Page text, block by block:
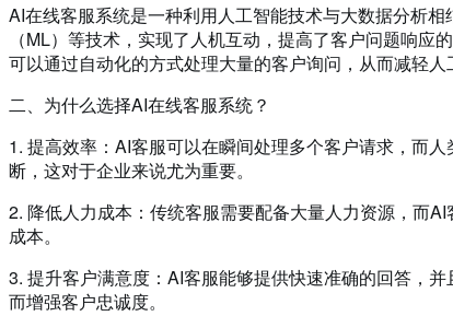
AI在线客服系统是一种利用人工智能技术与大数据分析
（ML）等技术，实现了人机互动，提高了客户问题响
可以通过自动化的方式处理大量的客户询问，从而减轻人
二、为什么选择AI在线客服系统？
1. 提高效率：AI客服可以在瞬间处理多个客户请求，而
断，这对于企业来说尤为重要。
2. 降低人力成本：传统客服需要配备大量人力资源，而
成本。
3. 提升客户满意度：AI客服能够提供快速准确的回答，
而增强客户忠诚度。